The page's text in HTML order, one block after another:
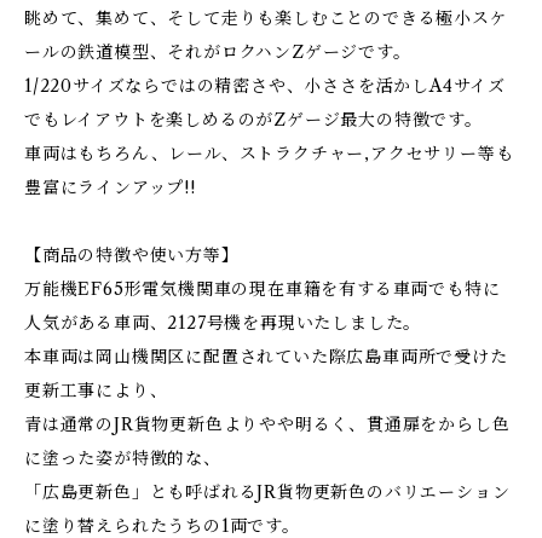
眺めて、集めて、そして走りも楽しむことのできる極小スケ
ールの鉄道模型、それがロクハンZゲージです。
1/220サイズならではの精密さや、小ささを活かしA4サイズ
でもレイアウトを楽しめるのがZゲージ最大の特徴です。
車両はもちろん、レール、ストラクチャー,アクセサリー等も
豊富にラインアップ!!
【商品の特徴や使い方等】
万能機EF65形電気機関車の現在車籍を有する車両でも特に
人気がある車両、2127号機を再現いたしました。
本車両は岡山機関区に配置されていた際広島車両所で受けた
更新工事により、
青は通常のJR貨物更新色よりやや明るく、貫通扉をからし色
に塗った姿が特徴的な、
「広島更新色」とも呼ばれるJR貨物更新色のバリエーション
に塗り替えられたうちの1両です。